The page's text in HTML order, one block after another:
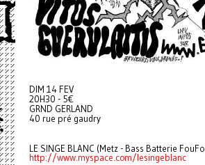
DIM 14 FEV
20H30 - 5€
GRND GERLAND
40 rue pré gaudry
LE SINGE BLANC (Metz - Bass Batterie
http://www.myspace.com/lesingeblanc